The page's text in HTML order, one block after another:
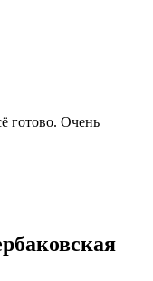
готово. Очень